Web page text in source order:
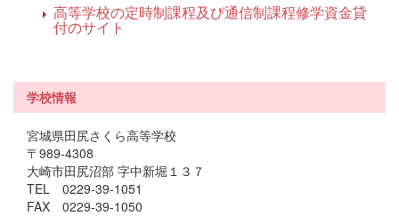
高等学校の定時制課程及び通信制課程修学資金貸
付のサイト
学校情報
宮城県田尻さくら高等学校
〒989-4308
大崎市田尻沼部 字中新堀１３７
TEL 0229-39-1051
FAX 0229-39-1050